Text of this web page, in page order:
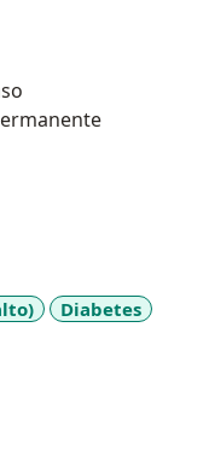
permanente
Diabetes